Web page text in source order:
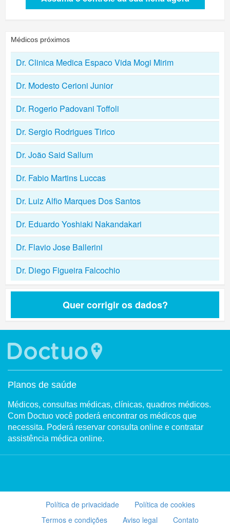
Médicos próximos
Dr. Clinica Medica Espaco Vida Mogi Mirim
Dr. Modesto Cerioni Junior
Dr. Rogerio Padovani Toffoli
Dr. Sergio Rodrigues Tirico
Dr. João Said Sallum
Dr. Fabio Martins Luccas
Dr. Luiz Alfio Marques Dos Santos
Dr. Eduardo Yoshiaki Nakandakari
Dr. Flavio Jose Ballerini
Dr. Diego Figueira Falcochio
Quer corrigir os dados?
Planos de saúde
Médicos, consultas médicas, clínicas, quadros médicos.
Com Doctuo você poderá encontrar os médicos que
necessita. Poderá reservar consulta online e contratar
assistência médica online.
Política de privacidade
Política de cookies
Termos e condições
Aviso legal Contato